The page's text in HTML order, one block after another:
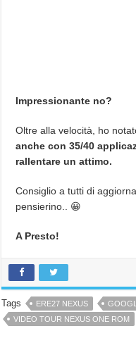
Impressionante no?
Oltre alla velocità, ho
anche con 35/40
rallentare un attimo.
Consiglio a tutti di
pensierino.. 😀
A Presto!
Tags ERE27 NEXUS
VIDEO TOUR NEXUS ONE ROM